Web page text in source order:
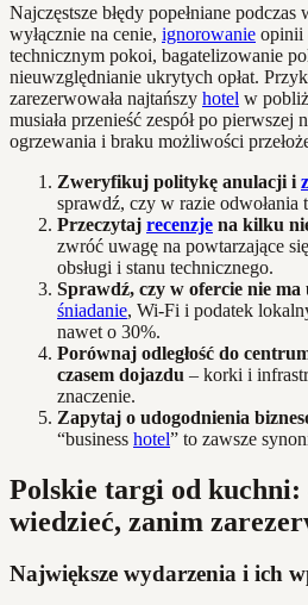
Najczęstsze błędy popełniane
wyłącznie na cenie, ignorowanie opinii
technicznym pokoi, bagatelizowanie
nieuwzględnianie ukrytych opłat.
zarezerwowała najtańszy hotel w
musiała przenieść zespół po
ogrzewania i braku możliwości
Zweryfikuj politykę anulacji i
sprawdź, czy w razie odwołania
Przeczytaj recenzje na kilku
zwróć uwagę na powtarzające
obsługi i stanu technicznego.
Sprawdź, czy w ofercie nie ma
śniadanie, Wi-Fi i podatek
nawet o 30%.
Porównaj odległość do
czasem dojazdu – korki i
znaczenie.
Zapytaj o udogodnienia
“business hotel” to zawsze
Polskie targi od kuchni:
wiedzieć, zanim
Największe wydarzenia i ich